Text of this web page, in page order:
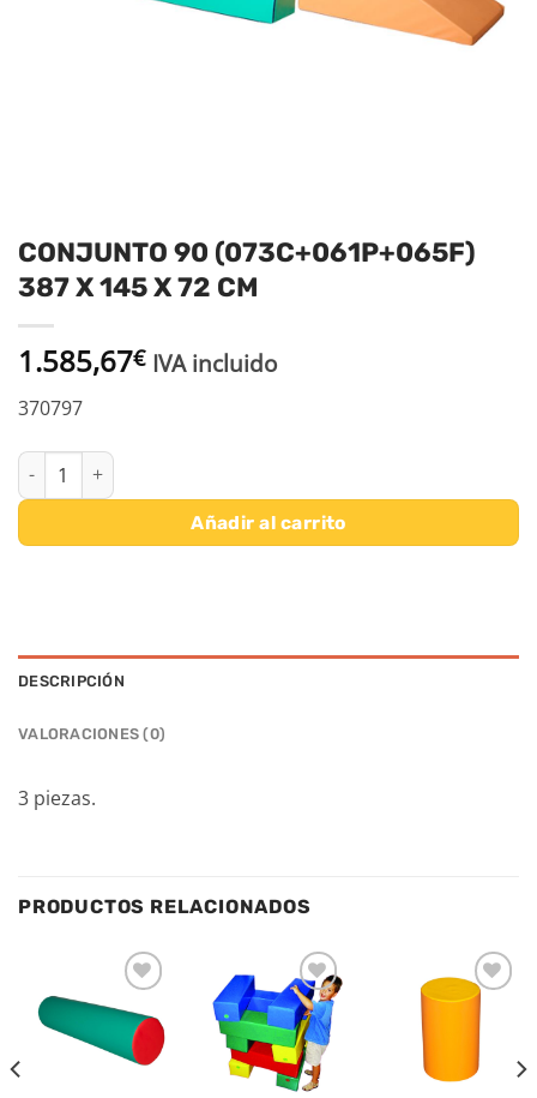
CONJUNTO 90 (073C+061P+065F)
387 X 145 X 72 CM
1.585,67€ IVA incluido
370797
CONJUNTO 90 (073C+061P+065F) 387 X 145 X 72 CM cantidad
Añadir al carrito
DESCRIPCIÓN
VALORACIONES (0)
3 piezas.
PRODUCTOS RELACIONADOS
Añadir
a la
lista de
deseos
Añadir
a la
lista de
deseos
Añadir
a la
deseos